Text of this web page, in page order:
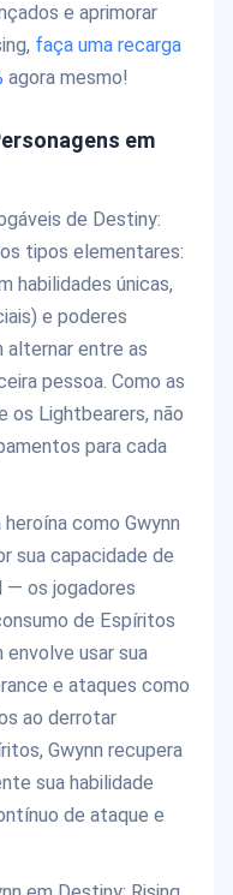
e aprimorar
faça uma recarga
agora mesmo!
em
de Destiny:
tipos elementares:
habilidades únicas,
e poderes
alternar entre as
pessoa. Como as
os Lightbearers, não
para cada
como Gwynn
sua capacidade de
— os jogadores
de Espíritos
envolve usar sua
e ataques como
ao derrotar
Gwynn recupera
sua habilidade
de ataque e